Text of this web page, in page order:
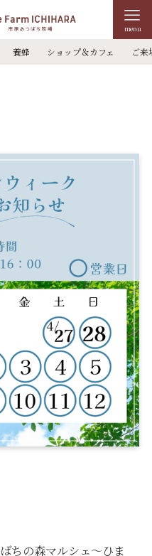
menu
養蜂 ショップ＆カフェ ご来
ちの森マルシェ〜ひま